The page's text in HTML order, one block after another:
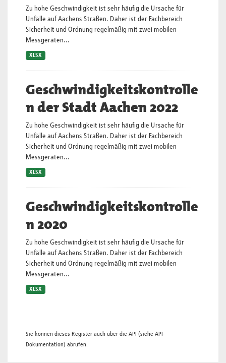
Zu hohe Geschwindigkeit ist sehr häufig die Ursache für
Unfälle auf Aachens Straßen. Daher ist der Fachbereich
Sicherheit und Ordnung regelmäßig mit zwei mobilen
Messgeräten...
XLSX
Geschwindigkeitskontrolle
n der Stadt Aachen 2022
Zu hohe Geschwindigkeit ist sehr häufig die Ursache für
Unfälle auf Aachens Straßen. Daher ist der Fachbereich
Sicherheit und Ordnung regelmäßig mit zwei mobilen
Messgeräten...
XLSX
Geschwindigkeitskontrolle
n 2020
Zu hohe Geschwindigkeit ist sehr häufig die Ursache für
Unfälle auf Aachens Straßen. Daher ist der Fachbereich
Sicherheit und Ordnung regelmäßig mit zwei mobilen
Messgeräten...
XLSX
Sie können dieses Register auch über die API (siehe API-
Dokumentation) abrufen.